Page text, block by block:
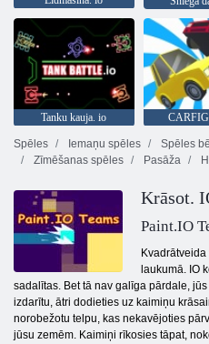
Tanku kauja. io
Spēles
Iemaņu spēles Spēles
Zīmēšanas spēles
Pasāža
Krāsot.
Paint.IO
laukumā. IO
sadalītas. Bet tā nav galīga pārdale,
izdarītu, ātri dodieties uz kaimiņu
norobežotu telpu, kas nekavējoties
jūsu zemēm. Kaimiņi rīkosies tāpat,